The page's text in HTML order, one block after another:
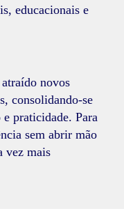
educacionais e
novos
consolidando-se
praticidade. Para
sem abrir mão
vez mais